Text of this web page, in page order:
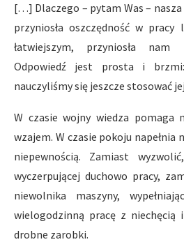
[…] Dlaczego – pytam Was – nasza
przyniosła oszczędność w pracy
łatwiejszym, przyniosła nam
Odpowiedź jest prosta i
nauczyliśmy się jeszcze stosować
W czasie wojny wiedza pomaga
wzajem. W czasie pokoju napełnia
niepewnością. Zamiast
wyczerpującej duchowo pracy,
niewolnika maszyny,
wielogodzinną pracę z niechęcią
drobne zarobki.